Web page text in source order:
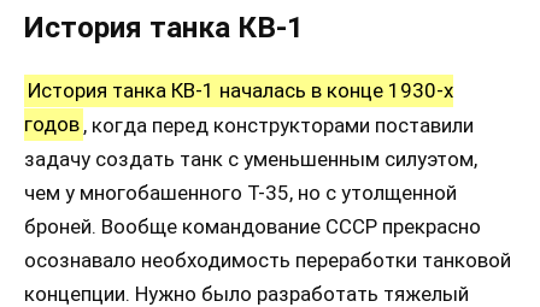
История танка КВ-1
История танка КВ-1 началась в конце 1930-х
годов , когда перед конструкторами поставили
задачу создать танк с уменьшенным силуэтом,
чем у многобашенного Т-35, но с утолщенной
броней. Вообще командование СССР прекрасно
осознавало необходимость переработки танковой
концепции. Нужно было разработать тяжелый